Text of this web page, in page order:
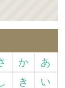
か
あ
き
い